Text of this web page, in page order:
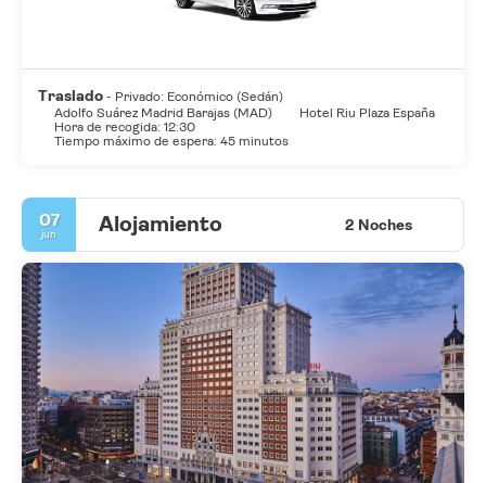
Traslado - Privado: Económico (Sedán)
Adolfo Suárez Madrid Barajas (MAD)
Hotel Riu Plaza España
Hora de recogida: 12:30
Tiempo máximo de espera: 45 minutos
07
jun Alojamiento 2 Noches